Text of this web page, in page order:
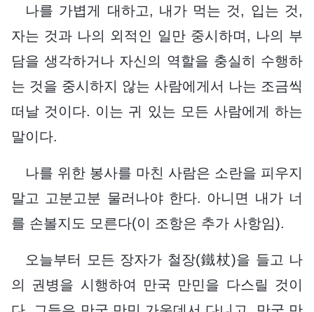
나를 가볍게 대하고, 내가 먹는 것, 입는 것,
자는 것과 나의 외적인 일만 중시하며, 나의 부
담을 생각하거나 자신의 역할을 충실히 수행하
는 것을 중시하지 않는 사람에게서 나는 조금씩
떠날 것이다. 이는 귀 있는 모든 사람에게 하는
말이다.
나를 위한 봉사를 마친 사람은 소란을 피우지
말고 고분고분 물러나야 한다. 아니면 내가 너
를 손볼지도 모른다(이 조항은 추가 사항임).
오늘부터 모든 장자가 철장(鐵杖)을 들고 나
의 권병을 시행하여 만국 만민을 다스릴 것이